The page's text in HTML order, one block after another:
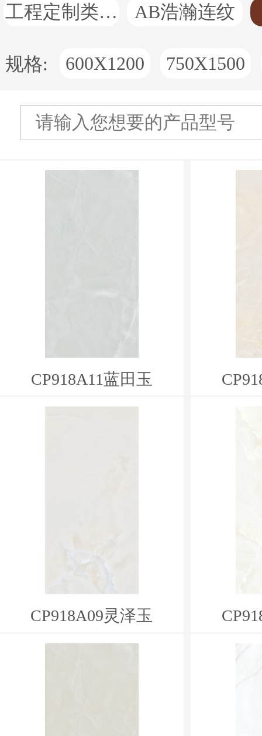
工程定制类产品
AB浩瀚连纹
规格: 600X1200 750X1500
CP918A11蓝田玉
CP918A09灵泽玉